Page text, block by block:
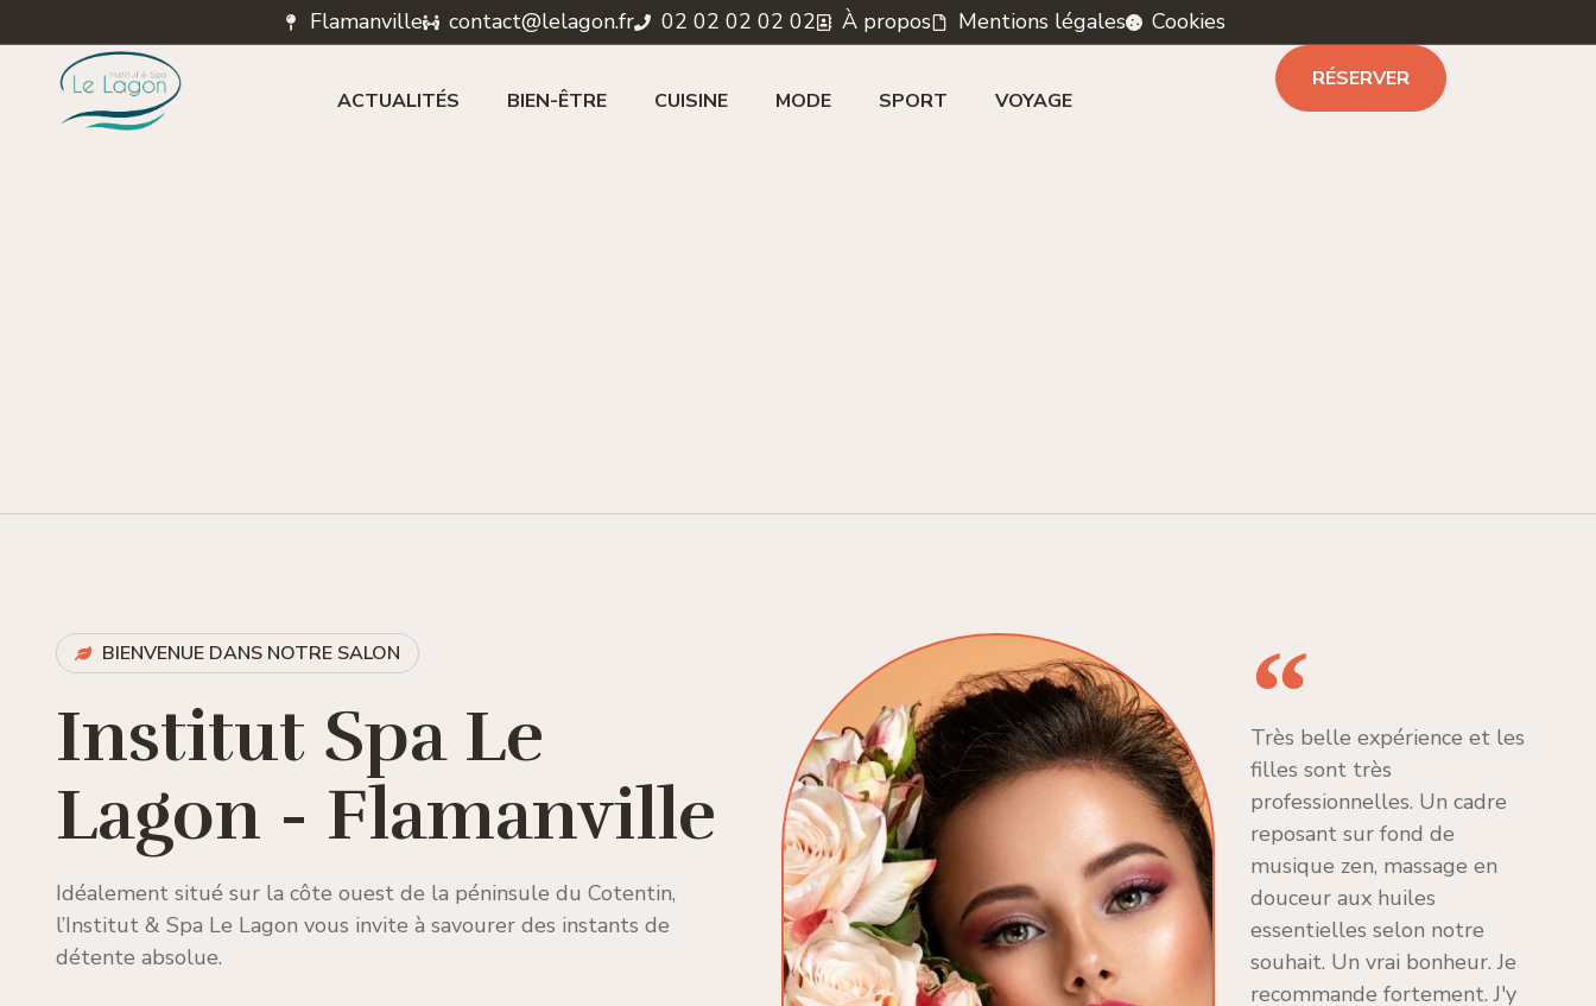
Flamanville contact@lelagon.fr 02 02 02 02 02 À propos Mentions légales Cookies
ACTUALITÉS BIEN-ÊTRE CUISINE MODE SPORT VOYAGE
RÉSERVER
BIENVENUE DANS NOTRE SALON
Institut Spa Le
Lagon - Flamanville
Idéalement situé sur la côte ouest de la péninsule du Cotentin,
l’Institut & Spa Le Lagon vous invite à savourer des instants de
détente absolue.
Très belle expérience et les
filles sont très
professionnelles. Un cadre
reposant sur fond de
musique zen, massage en
douceur aux huiles
essentielles selon notre
souhait. Un vrai bonheur. Je
recommande fortement. J'y